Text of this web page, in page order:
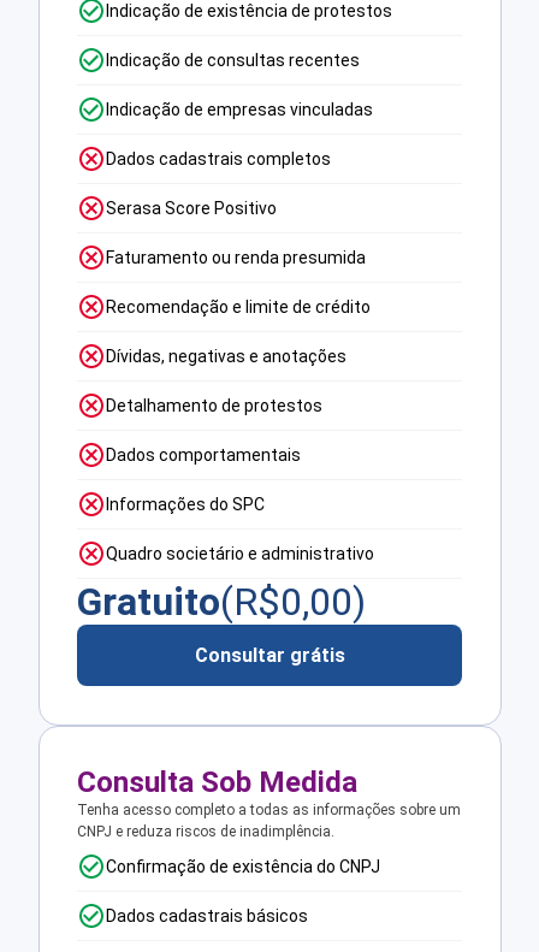
Indicação de existência de protestos
Indicação de consultas recentes
Indicação de empresas vinculadas
Dados cadastrais completos
Serasa Score Positivo
Faturamento ou renda presumida
Recomendação e limite de crédito
Dívidas, negativas e anotações
Detalhamento de protestos
Dados comportamentais
Informações do SPC
Quadro societário e administrativo
Gratuito(R$0,00)
Consultar grátis
Consulta Sob Medida
Tenha acesso completo a todas as informações sobre um
CNPJ e reduza riscos de inadimplência.
Confirmação de existência do CNPJ
Dados cadastrais básicos